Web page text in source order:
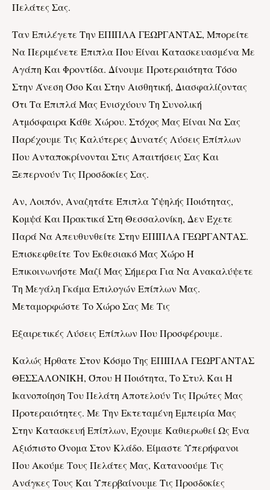
Πελάτες Σας.
Ταν Επιλέγετε Την ΕΠΙΠΛΑ ΓΕΩΡΓΑΝΤΑΣ, Μπορείτε
Να Περιμένετε Έπιπλα Που Είναι Κατασκευασμένα Με
Αγάπη Και Φροντίδα. Δίνουμε Προτεραιότητα Τόσο
Στην Άνεση Όσο Και Στην Αισθητική, Διασφαλίζοντας
Ότι Τα Έπιπλά Μας Ενισχύουν Τη Συνολική
Ατμόσφαιρα Κάθε Χώρου. Στόχος Μας Είναι Να Σας
Παρέχουμε Τις Καλύτερες Δυνατές Λύσεις Επίπλων
Που Ανταποκρίνονται Στις Απαιτήσεις Σας Και
Ξεπερνούν Τις Προσδοκίες Σας.
Αν, Λοιπόν, Αναζητάτε Έπιπλα Υψηλής Ποιότητας,
Κομψά Και Πρακτικά Στη Θεσσαλονίκη, Δεν Έχετε
Παρά Να Απευθυνθείτε Στην ΕΠΙΠΛΑ ΓΕΩΡΓΑΝΤΑΣ.
Επισκεφθείτε Τον Εκθεσιακό Μας Χώρο Ή
Επικοινωνήστε Μαζί Μας Σήμερα Για Να Ανακαλύψετε
Τη Μεγάλη Γκάμα Επιλογών Επίπλων Μας.
Μεταμορφώστε Το Χώρο Σας Με Τις
Εξαιρετικές Λύσεις Επίπλων Που Προσφέρουμε.
Καλώς Ήρθατε Στον Κόσμο Της ΕΠΙΠΛΑ ΓΕΩΡΓΑΝΤΑΣ
ΘΕΣΣΑΛΟΝΙΚΗ, Όπου Η Ποιότητα, Το Στυλ Και Η
Ικανοποίηση Του Πελάτη Αποτελούν Τις Πρώτες Μας
Προτεραιότητες. Με Την Εκτεταμένη Εμπειρία Μας
Στην Κατασκευή Επίπλων, Έχουμε Καθιερωθεί Ως Ένα
Αξιόπιστο Όνομα Στον Κλάδο. Είμαστε Υπερήφανοι
Που Ακούμε Τους Πελάτες Μας, Κατανοούμε Τις
Ανάγκες Τους Και Υπερβαίνουμε Τις Προσδοκίες